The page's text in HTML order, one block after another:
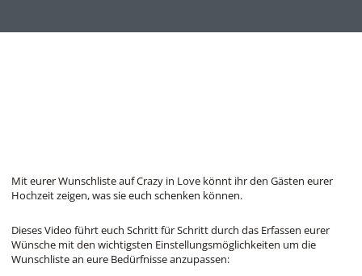
Mit eurer Wunschliste auf Crazy in Love könnt ihr den Gästen eurer
Hochzeit zeigen, was sie euch schenken können.
Dieses Video führt euch Schritt für Schritt durch das Erfassen eurer
Wünsche mit den wichtigsten Einstellungsmöglichkeiten um die
Wunschliste an eure Bedürfnisse anzupassen: